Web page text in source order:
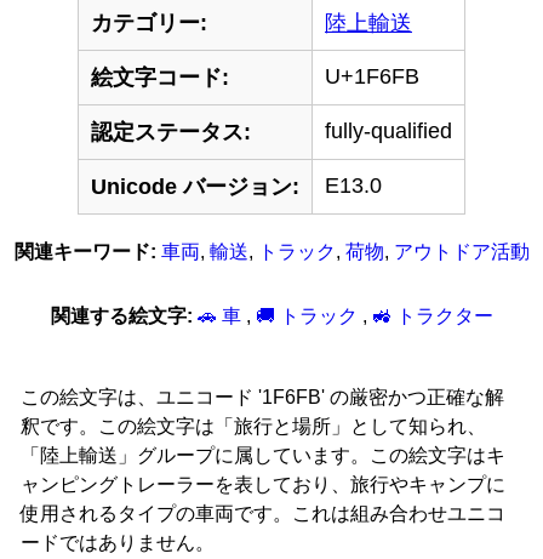
カテゴリー: 陸上輸送
絵文字コード: U+1F6FB
認定ステータス: fully-qualified
Unicode バージョン: E13.0
関連キーワード: 車両, 輸送, トラック, 荷物, アウトドア活動
関連する絵文字: 🚗 車 , 🚚 トラック , 🚜 トラクター
この絵文字は、ユニコード '1F6FB' の厳密かつ正確な解
釈です。この絵文字は「旅行と場所」として知られ、
「陸上輸送」グループに属しています。この絵文字はキ
ャンピングトレーラーを表しており、旅行やキャンプに
使用されるタイプの車両です。これは組み合わせユニコ
ードではありません。